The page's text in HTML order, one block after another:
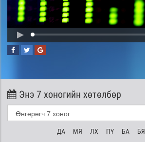
Энэ 7 хоногийн хөтөлбөр
ДА МЯ ЛХ ПҮ БА БЯ